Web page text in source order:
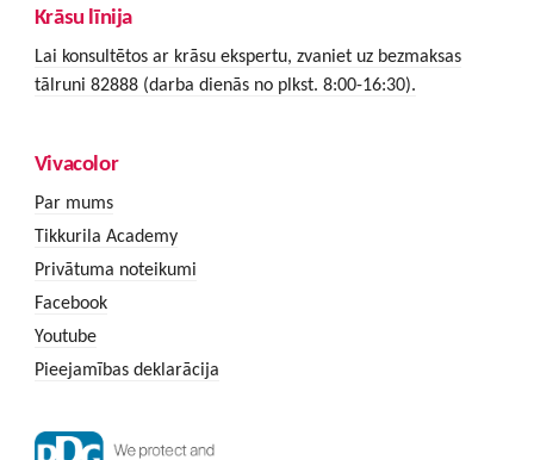
Krāsu līnija
Lai konsultētos ar krāsu ekspertu, zvaniet uz bezmaksas
tālruni 82888 (darba dienās no plkst. 8:00-16:30).
Vivacolor
Par mums
Tikkurila Academy
Privātuma noteikumi
Facebook
Youtube
Pieejamības deklarācija